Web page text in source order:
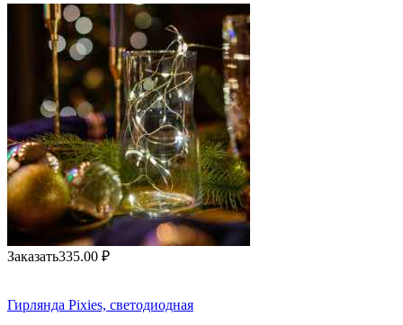
Заказать335.00 ₽
Гирлянда Pixies, светодиодная